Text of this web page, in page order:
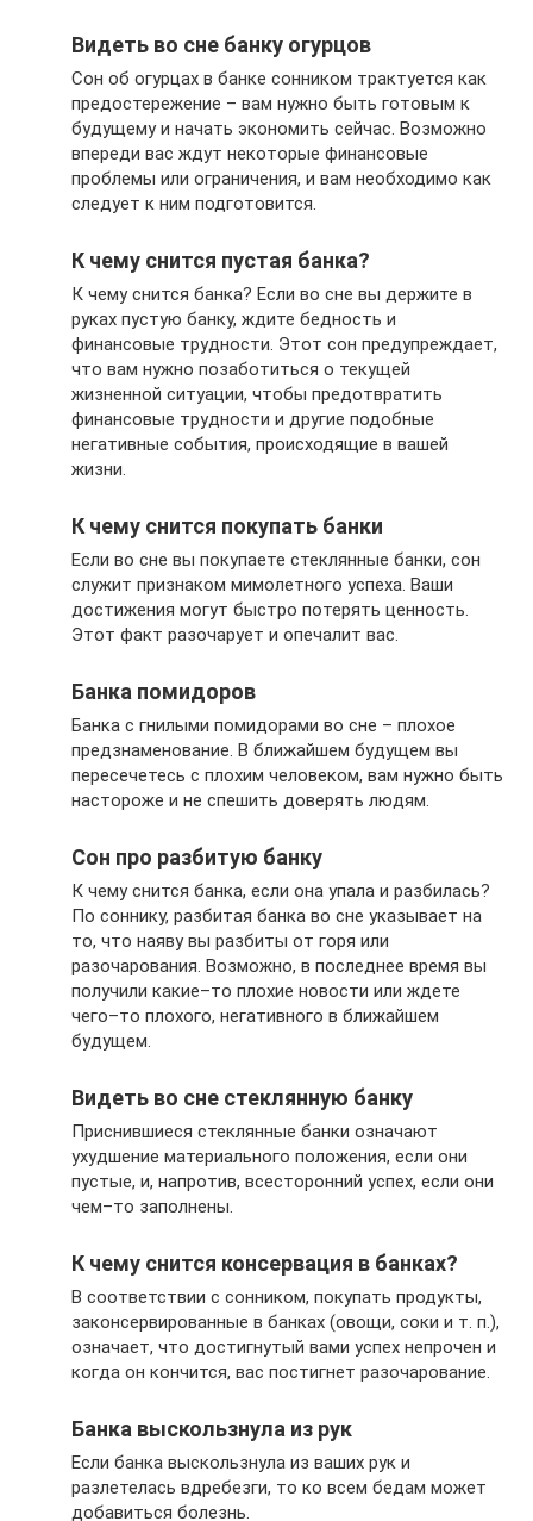
Видеть во сне банку огурцов
Сон об огурцах в банке сонником трактуется как
предостережение – вам нужно быть готовым к
будущему и начать экономить сейчас. Возможно
впереди вас ждут некоторые финансовые
проблемы или ограничения, и вам необходимо как
следует к ним подготовится.
К чему снится пустая банка?
К чему снится банка? Если во сне вы держите в
руках пустую банку, ждите бедность и
финансовые трудности. Этот сон предупреждает,
что вам нужно позаботиться о текущей
жизненной ситуации, чтобы предотвратить
финансовые трудности и другие подобные
негативные события, происходящие в вашей
жизни.
К чему снится покупать банки
Если во сне вы покупаете стеклянные банки, сон
служит признаком мимолетного успеха. Ваши
достижения могут быстро потерять ценность.
Этот факт разочарует и опечалит вас.
Банка помидоров
Банка с гнилыми помидорами во сне – плохое
предзнаменование. В ближайшем будущем вы
пересечетесь с плохим человеком, вам нужно быть
настороже и не спешить доверять людям.
Сон про разбитую банку
К чему снится банка, если она упала и разбилась?
По соннику, разбитая банка во сне указывает на
то, что наяву вы разбиты от горя или
разочарования. Возможно, в последнее время вы
получили какие–то плохие новости или ждете
чего–то плохого, негативного в ближайшем
будущем.
Видеть во сне стеклянную банку
Приснившиеся стеклянные банки означают
ухудшение материального положения, если они
пустые, и, напротив, всесторонний успех, если они
чем–то заполнены.
К чему снится консервация в банках?
В соответствии с сонником, покупать продукты,
законсервированные в банках (овощи, соки и т. п.),
означает, что достигнутый вами успех непрочен и
когда он кончится, вас постигнет разочарование.
Банка выскользнула из рук
Если банка выскользнула из ваших рук и
разлетелась вдребезги, то ко всем бедам может
добавиться болезнь.